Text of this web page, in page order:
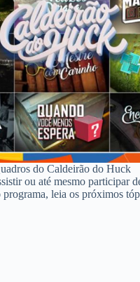
do Caldeirão do Huck
ou até mesmo participar
leia os próximos